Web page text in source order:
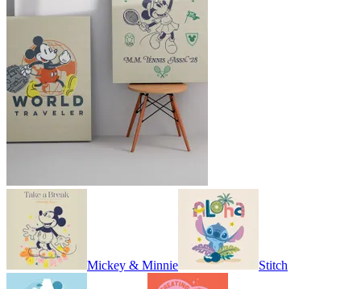
Mickey & Minnie Stitch